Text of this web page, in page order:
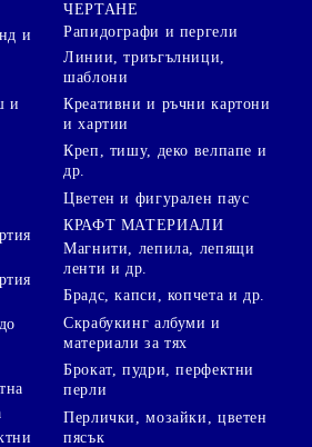
и
ЧЕРТАНЕ
Рапидографи и пергели
Линии, триъгълници,
шаблони
и
Креативни и ръчни картони
и хартии
Креп, тишу, деко велпапе и
др.
Цветен и фигурален паус
КРАФТ МАТЕРИАЛИ
Магнити, лепила, лепящи
ленти и др.
Брадс, капси, копчета и др.
Скрабукинг албуми и
материали за тях
Брокат, пудри, перфектни
перли
Перлички, мозайки, цветен
пясък